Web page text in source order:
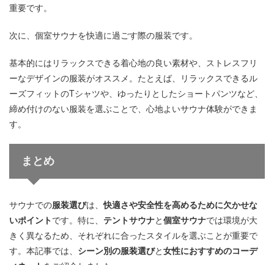
重要です。
次に、個室サウナを快適に過ごす際の服装です。
基本的にはリラックスできる着心地の良い素材や、ストレスフリ
ーなデザインの服装がオススメ。たとえば、リラックスできるル
ーズフィットのTシャツや、ゆったりとしたショートパンツなど、
締め付けのない服装を選ぶことで、心地よいサウナ体験ができま
す。
まとめ
サウナでの服装選びは、快適さや安全性を高めるために欠かせな
いポイントです。特に、 テントサウナと個室サウナでは環境が大
きく異なるため、それぞれに合ったスタイルを選ぶことが重要で
す。本記事では、 シーン別の服装選びと女性におすすめのコーデ